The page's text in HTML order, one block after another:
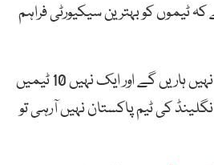
ٹیموں کو بہترین سیکیورٹی فراہم
انہوں نے کہا کہ حوصلہ نہیں ہاریں گے اور ایک نہیں 10 ٹیمیں
کی ٹیم پاکستان نہیں آرہی تو